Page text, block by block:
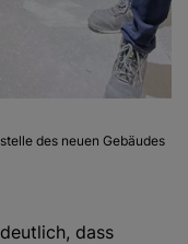
des neuen Gebäudes
dass